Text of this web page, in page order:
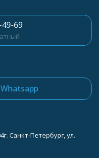
69
Санкт-Петербург, ул.